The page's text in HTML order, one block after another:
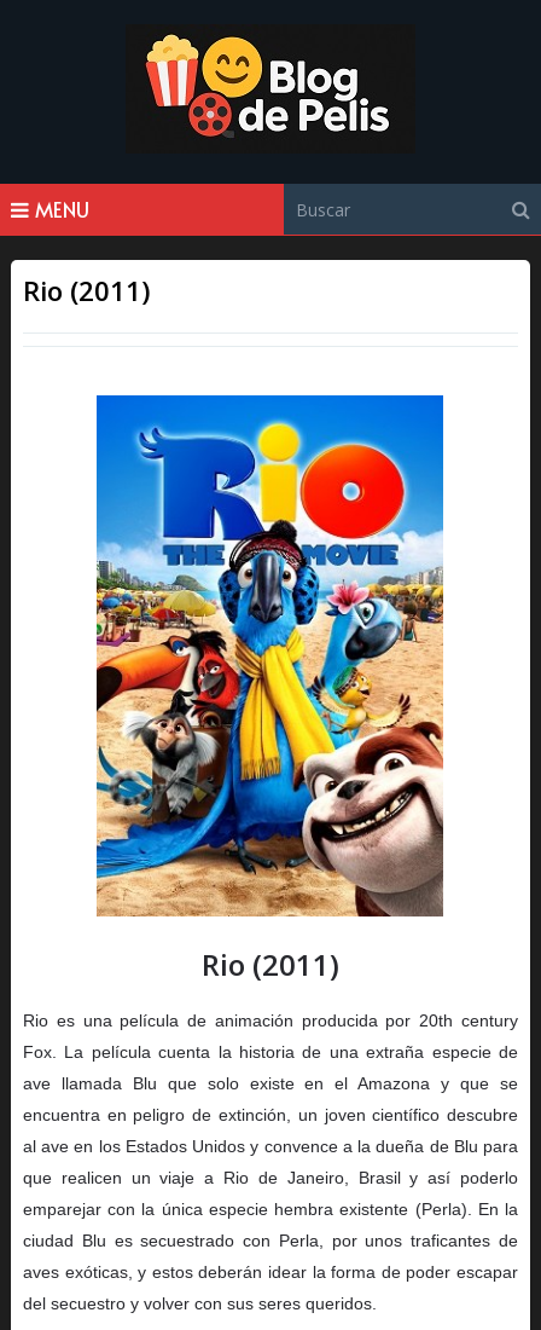
MENU
Rio (2011)
Rio (2011)
Rio es una película de animación producida por 20th century
Fox. La película cuenta la historia de una extraña especie de
ave llamada Blu que solo existe en el Amazona y que se
encuentra en peligro de extinción, un joven científico descubre
al ave en los Estados Unidos y convence a la dueña de Blu para
que realicen un viaje a Rio de Janeiro, Brasil y así poderlo
emparejar con la única especie hembra existente (Perla). En la
ciudad Blu es secuestrado con Perla, por unos traficantes de
aves exóticas, y estos deberán idear la forma de poder escapar
del secuestro y volver con sus seres queridos.